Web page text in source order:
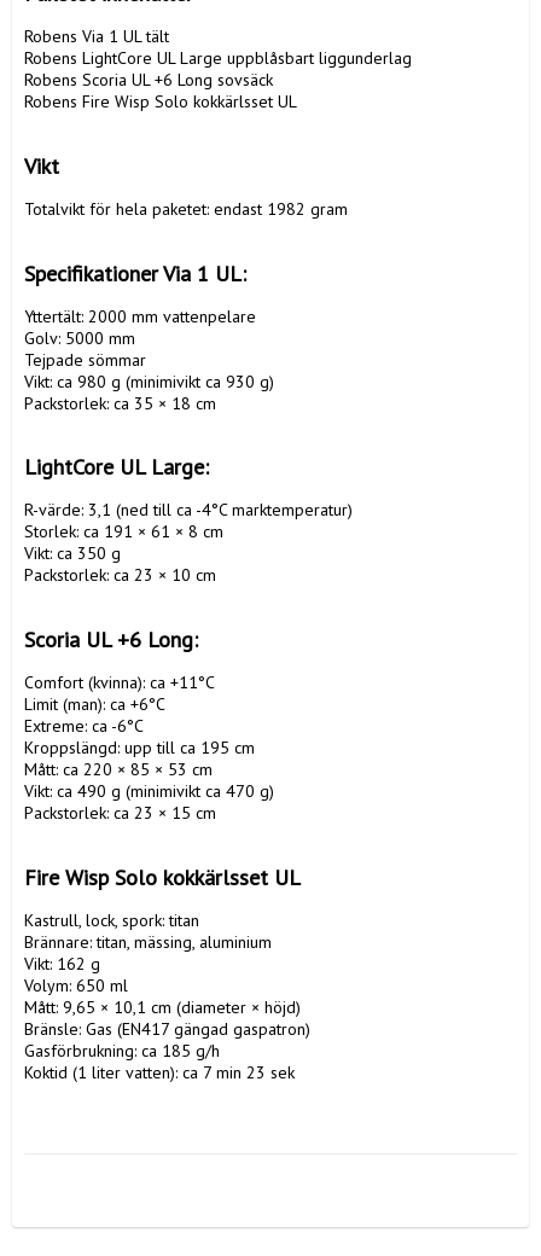
Robens Via 1 UL tält
Robens LightCore UL Large uppblåsbart liggunderlag
Robens Scoria UL +6 Long sovsäck
Robens Fire Wisp Solo kokkärlsset UL
Vikt
Totalvikt för hela paketet: endast 1982 gram
Specifikationer Via 1 UL:
Yttertält: 2000 mm vattenpelare
Golv: 5000 mm
Tejpade sömmar
Vikt: ca 980 g (minimivikt ca 930 g)
Packstorlek: ca 35 × 18 cm
LightCore UL Large:
R-värde: 3,1 (ned till ca -4°C marktemperatur)
Storlek: ca 191 × 61 × 8 cm
Vikt: ca 350 g
Packstorlek: ca 23 × 10 cm
Scoria UL +6 Long:
Comfort (kvinna): ca +11°C
Limit (man): ca +6°C
Extreme: ca -6°C
Kroppslängd: upp till ca 195 cm
Mått: ca 220 × 85 × 53 cm
Vikt: ca 490 g (minimivikt ca 470 g)
Packstorlek: ca 23 × 15 cm
Fire Wisp Solo kokkärlsset UL
Kastrull, lock, spork: titan
Brännare: titan, mässing, aluminium
Vikt: 162 g
Volym: 650 ml
Mått: 9,65 × 10,1 cm (diameter × höjd)
Bränsle: Gas (EN417 gängad gaspatron)
Gasförbrukning: ca 185 g/h
Koktid (1 liter vatten): ca 7 min 23 sek